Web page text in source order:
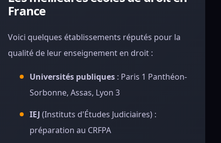
France
Voici quelques établissements réputés pour la
qualité de leur enseignement en droit :
Universités publiques : Paris 1 Panthéon-
Sorbonne, Assas, Lyon 3
IEJ (Instituts d'Études Judiciaires) :
préparation au CRFPA